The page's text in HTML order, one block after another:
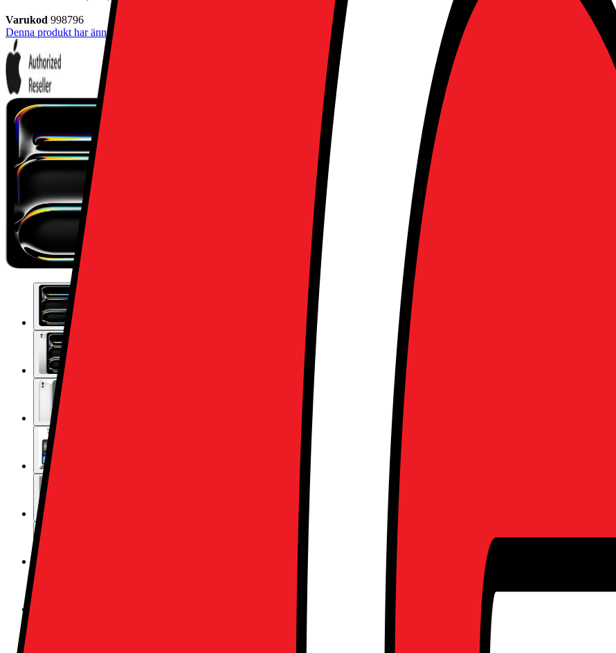
Varukod 998796
Denna produkt har ännu inte blivit bedömd.